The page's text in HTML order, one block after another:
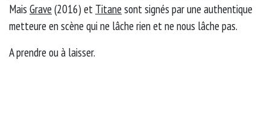
Mais Grave (2016) et Titane sont signés par une authentique
metteure en scène qui ne lâche rien et ne nous lâche pas.
A prendre ou à laisser.